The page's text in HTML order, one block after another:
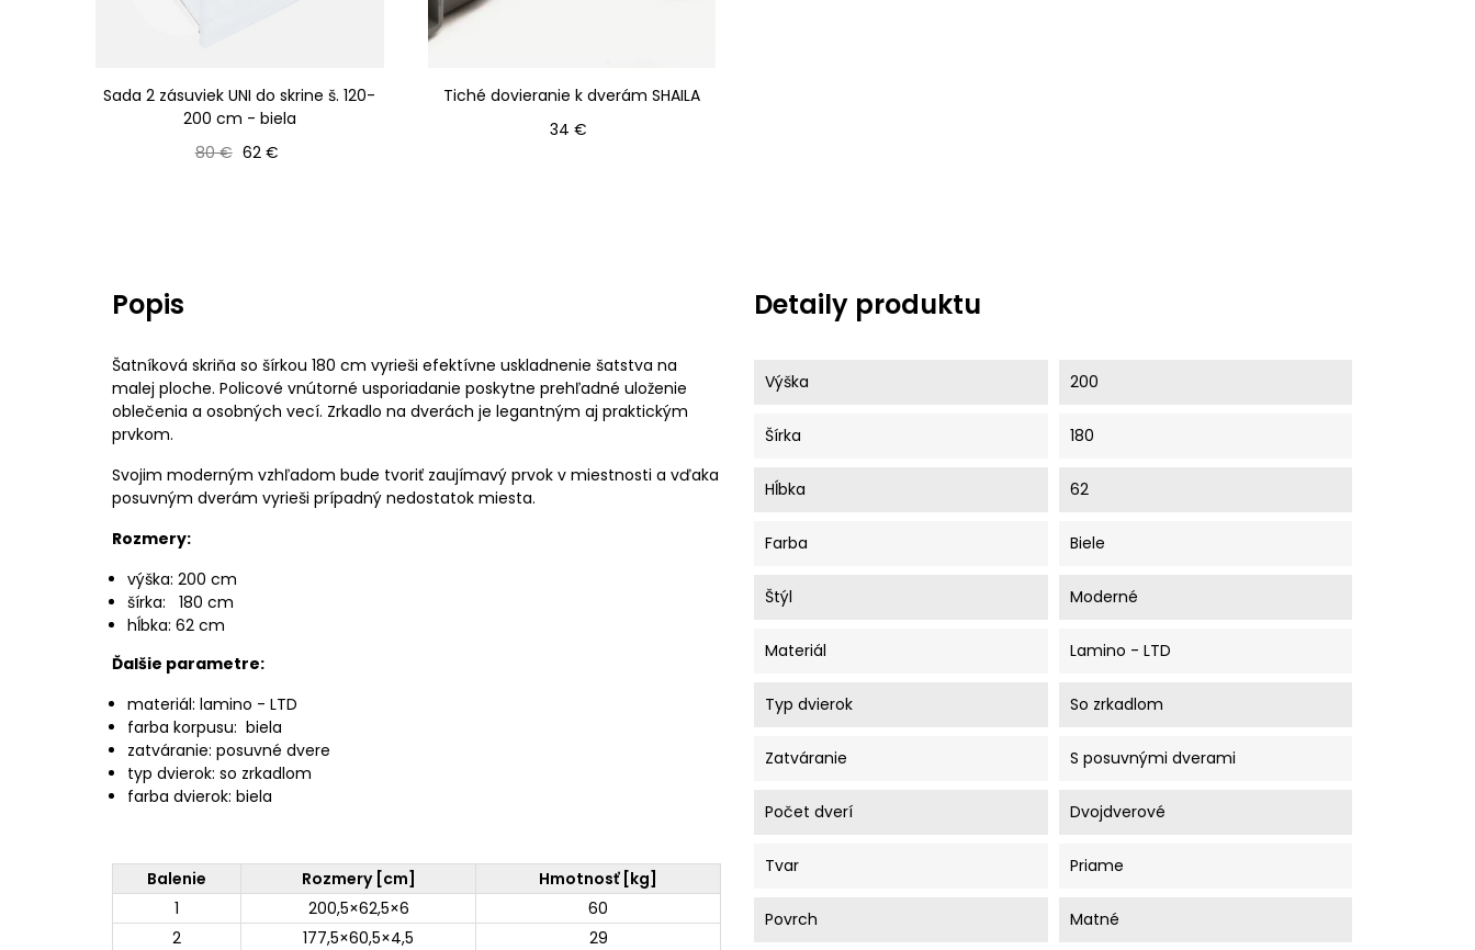
Sada 2 zásuviek UNI do skrine š. 120-
200 cm - biela
Bežná cena
80 € Cena
62 €
Tiché dovieranie k dverám SHAILA
Cena
34 €
Popis
Šatníková skriňa so šírkou 180 cm vyrieši efektívne uskladnenie šatstva na
malej ploche. Policové vnútorné usporiadanie poskytne prehľadné uloženie
oblečenia a osobných vecí. Zrkadlo na dverách je legantným aj praktickým
prvkom.
Svojim moderným vzhľadom bude tvoriť zaujímavý prvok v miestnosti a vďaka
posuvným dverám vyrieši prípadný nedostatok miesta.
Rozmery:
výška: 200 cm
šírka: 180 cm
hĺbka: 62 cm
Ďalšie parametre:
materiál: lamino - LTD
farba korpusu: biela
zatváranie: posuvné dvere
typ dvierok: so zrkadlom
farba dvierok: biela
Balenie Rozmery [cm]
Hmotnosť [kg]
1
200,5×62,5×6
60
2
177,5×60,5×4,5
29
Detaily produktu
Výška 200
Šírka 180
Hĺbka 62
Farba Biele
Štýl Moderné
Materiál Lamino - LTD
Typ dvierok So zrkadlom
Zatváranie S posuvnými dverami
Počet dverí Dvojdverové
Tvar Priame
Povrch Matné